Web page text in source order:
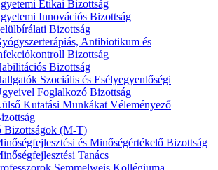
Etikai Bizottság
Innovációs Bizottság
Bizottság
Antibiotikum és
Bizottság
Bizottság
Szociális és Esélyegyenlőségi
Foglalkozó Bizottság
Kutatási Munkákat Véleményező
Bizottságok (M-T)
és Minőségértékelő Bizottság
Tanács